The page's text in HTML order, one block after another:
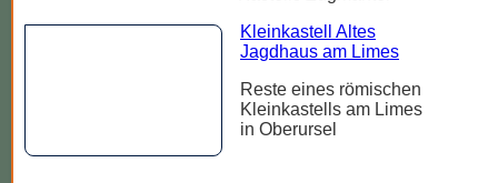
Kleinkastell Altes
Jagdhaus am Limes
Reste eines römischen
Kleinkastells am Limes
in Oberursel